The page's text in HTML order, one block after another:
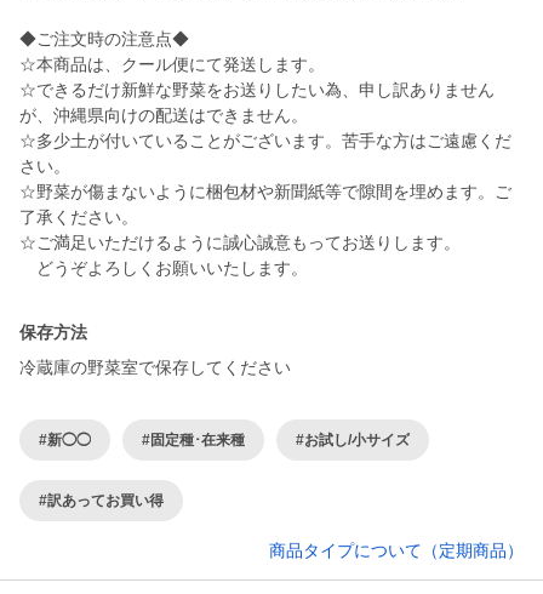
◆ご注文時の注意点◆
☆本商品は、クール便にて発送します。
☆できるだけ新鮮な野菜をお送りしたい為、申し訳ありません
が、沖縄県向けの配送はできません。
☆多少土が付いていることがございます。苦手な方はご遠慮くだ
さい。
☆野菜が傷まないように梱包材や新聞紙等で隙間を埋めます。ご
了承ください。
☆ご満足いただけるように誠心誠意もってお送りします。
どうぞよろしくお願いいたします。
保存方法
冷蔵庫の野菜室で保存してください
#新◯◯ #固定種･在来種 #お試し/小サイズ
#訳あってお買い得
商品タイプについて（定期商品）